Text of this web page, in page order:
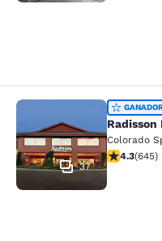
Radisson
37
Colorado
calificación
4.3(645)